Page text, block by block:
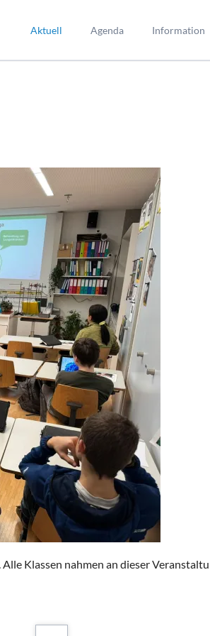
Aktuell Agenda Information
Klassen nahmen an dieser